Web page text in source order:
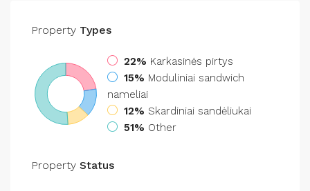
Property Types
22% Karkasinės pirtys
15% Moduliniai sandwich
nameliai
12% Skardiniai sandėliukai
51% Other
Property Status